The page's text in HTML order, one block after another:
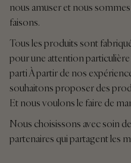
nous amuser et nous
faisons.
Tous les produits sont
pour une attention particulière
parti À partir de nos
souhaitons proposer des
Et nous voulons le faire de
Nous choisissons avec soin
partenaires qui partagent les